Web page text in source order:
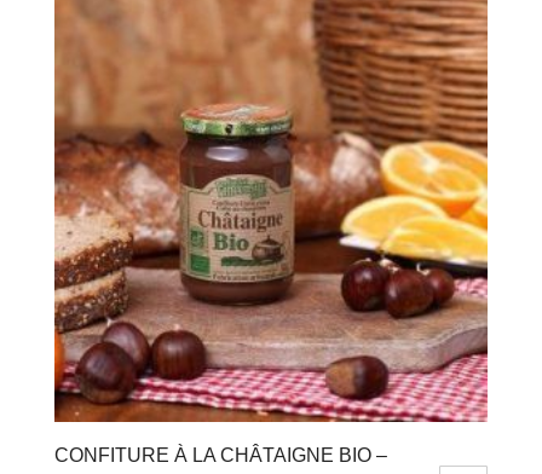
CONFITURE À LA CHÂTAIGNE BIO –